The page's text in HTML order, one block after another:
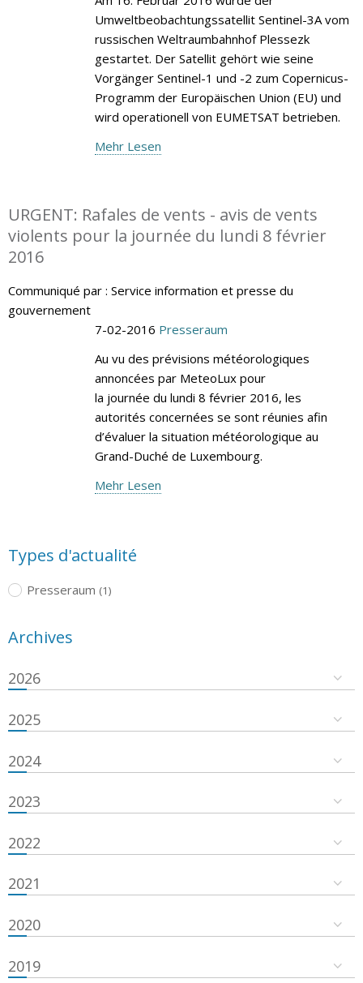
Umweltbeobachtungssatellit Sentinel-3A vom
russischen Weltraumbahnhof Plessezk
gestartet. Der Satellit gehört wie seine
Vorgänger Sentinel-1 und -2 zum Copernicus-
Programm der Europäischen Union (EU) und
wird operationell von EUMETSAT betrieben.
Mehr Lesen
URGENT: Rafales de vents - avis de vents
violents pour la journée du lundi 8 février
2016
Communiqué par : Service information et presse du
gouvernement
7-02-2016 Presseraum
Au vu des prévisions météorologiques
annoncées par MeteoLux pour
la journée du lundi 8 février 2016, les
autorités concernées se sont réunies afin
d’évaluer la situation météorologique au
Grand-Duché de Luxembourg.
Mehr Lesen
Types d'actualité
Presseraum (1)
Archives
2026
2025
2024
2023
2022
2021
2020
2019